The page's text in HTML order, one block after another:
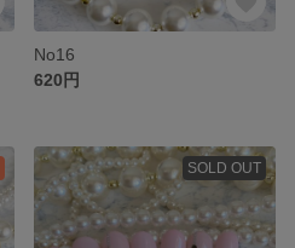
No16
620円
SOLD OUT